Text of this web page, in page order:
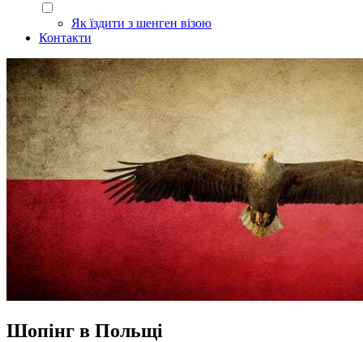
Як їздити з шенген візою
Контакти
Шопінг в Польщі